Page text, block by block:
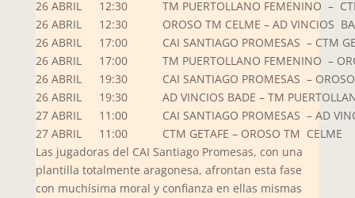
26 ABRIL
12:30
TM PUERTOLLANO FEMENINO –
26 ABRIL
12:30
OROSO TM CELME – AD VINCIOS
26 ABRIL
17:00
CAI SANTIAGO PROMESAS – CTM
26 ABRIL
17:00
TM PUERTOLLANO FEMENINO –
26 ABRIL
19:30
CAI SANTIAGO PROMESAS –
26 ABRIL
19:30
AD VINCIOS BADE – TM
27 ABRIL
11:00
CAI SANTIAGO PROMESAS – AD
27 ABRIL
11:00
CTM GETAFE – OROSO TM CELME
Las jugadoras del CAI Santiago Promesas, con una
plantilla totalmente aragonesa, afrontan esta fase
con muchísima moral y confianza en ellas mismas